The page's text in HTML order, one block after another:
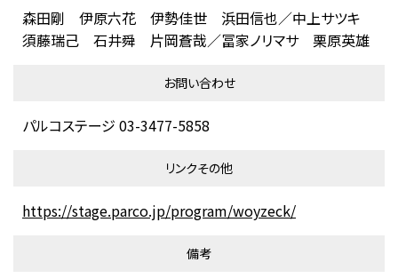
森田剛 伊原六花 伊勢佳世 浜田信也／中上サツキ
須藤瑞己 石井舜 片岡蒼哉／冨家ノリマサ 栗原英雄
お問い合わせ
パルコステージ 03-3477-5858
リンクその他
https://stage.parco.jp/program/woyzeck/
備考